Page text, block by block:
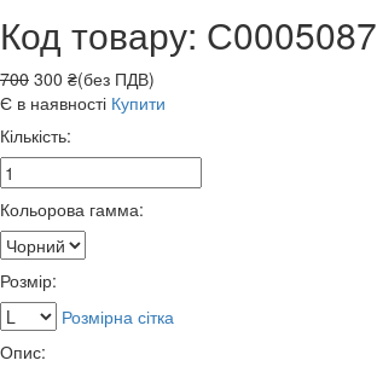
Код товару: С0005087
700 300 ₴(без ПДВ)
Є в наявності Купити
Кількість:
Кольорова гамма:
Розмір:
Розмірна сітка
Опис: